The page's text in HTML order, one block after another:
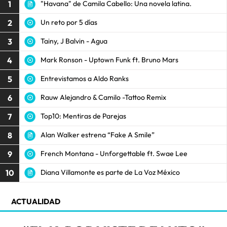
1 "Havana" de Camila Cabello: Una novela latina.
2 Un reto por 5 días
3 Tainy, J Balvin - Agua
4 Mark Ronson - Uptown Funk ft. Bruno Mars
5 Entrevistamos a Aldo Ranks
6 Rauw Alejandro & Camilo -Tattoo Remix
7 Top10: Mentiras de Parejas
8 Alan Walker estrena “Fake A Smile”
9 French Montana - Unforgettable ft. Swae Lee
10 Diana Villamonte es parte de La Voz México
ACTUALIDAD